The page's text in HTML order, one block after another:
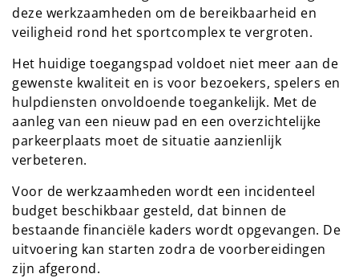
deze werkzaamheden om de bereikbaarheid en
veiligheid rond het sportcomplex te vergroten.
Het huidige toegangspad voldoet niet meer aan de
gewenste kwaliteit en is voor bezoekers, spelers en
hulpdiensten onvoldoende toegankelijk. Met de
aanleg van een nieuw pad en een overzichtelijke
parkeerplaats moet de situatie aanzienlijk
verbeteren.
Voor de werkzaamheden wordt een incidenteel
budget beschikbaar gesteld, dat binnen de
bestaande financiële kaders wordt opgevangen. De
uitvoering kan starten zodra de voorbereidingen
zijn afgerond.